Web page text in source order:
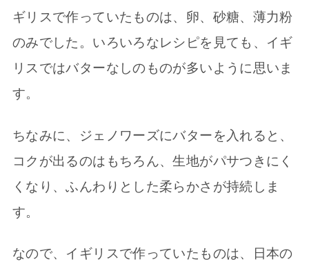
ギリスで作っていたものは、卵、砂糖、薄力粉
のみでした。いろいろなレシピを見ても、イギ
リスではバターなしのものが多いように思いま
す。
ちなみに、ジェノワーズにバターを入れると、
コクが出るのはもちろん、生地がパサつきにく
くなり、ふんわりとした柔らかさが持続しま
す。
なので、イギリスで作っていたものは、日本の